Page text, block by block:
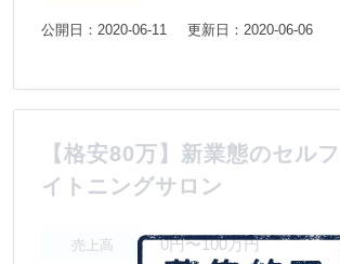
公開日：2020-06-11 更新日：2020-06-06
【格安80万】新業態のセル
イトニングサロン
売上高 0円〜100万円